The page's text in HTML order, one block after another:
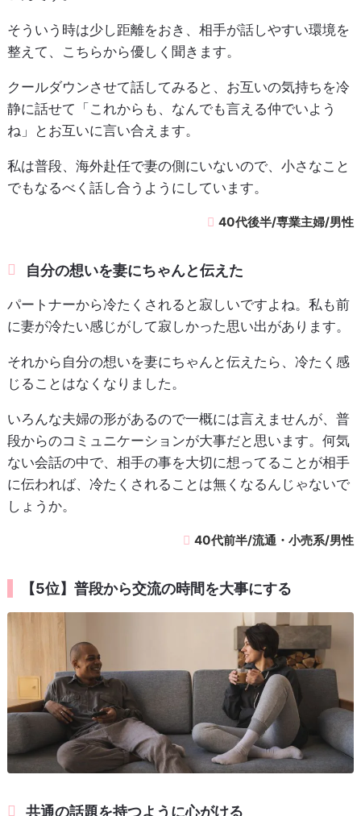
そういう時は少し距離をおき、相手が話しやすい環境を
整えて、こちらから優しく聞きます。
クールダウンさせて話してみると、お互いの気持ちを冷
静に話せて「これからも、なんでも言える仲でいよう
ね」とお互いに言い合えます。
私は普段、海外赴任で妻の側にいないので、小さなこと
でもなるべく話し合うようにしています。
40代後半/専業主婦/男性
自分の想いを妻にちゃんと伝えた
パートナーから冷たくされると寂しいですよね。私も前
に妻が冷たい感じがして寂しかった思い出があります。
それから自分の想いを妻にちゃんと伝えたら、冷たく感
じることはなくなりました。
いろんな夫婦の形があるので一概には言えませんが、普
段からのコミュニケーションが大事だと思います。何気
ない会話の中で、相手の事を大切に想ってることが相手
に伝われば、冷たくされることは無くなるんじゃないで
しょうか。
40代前半/流通・小売系/男性
【5位】普段から交流の時間を大事にする
共通の話題を持つように心がける